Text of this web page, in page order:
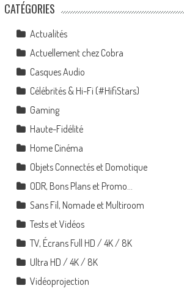
CATÉGORIES
Actualités
Actuellement chez Cobra
Casques Audio
Célébrités & Hi-Fi (#HifiStars)
Gaming
Haute-Fidélité
Home Cinéma
Objets Connectés et Domotique
ODR, Bons Plans et Promo…
Sans Fil, Nomade et Multiroom
Tests et Vidéos
TV, Écrans Full HD / 4K / 8K
Ultra HD / 4K / 8K
Vidéoprojection